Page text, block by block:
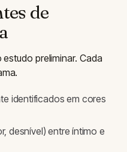
de
preliminar. Cada
identificados em cores
desnível) entre íntimo e